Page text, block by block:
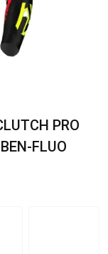
PRO
FLUO